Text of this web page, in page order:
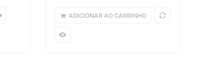
ADICIONAR AO CARRINHO